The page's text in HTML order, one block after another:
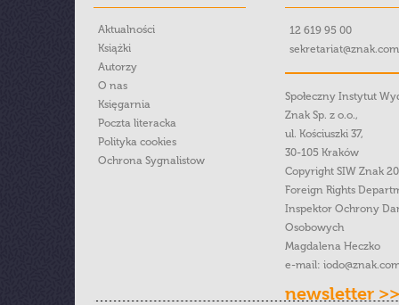
Aktualności
Książki
Autorzy
O nas
Księgarnia
Poczta literacka
Polityka cookies
Ochrona Sygnalistow
12 619 95 00
Społeczny Instytut
Znak Sp. z o.o.,
ul. Kościuszki 37,
30-105 Kraków
Copyright SIW Znak
Foreign Rights
Inspektor Ochrony
Osobowych
Magdalena Heczko
e-mail:
newsletter >>